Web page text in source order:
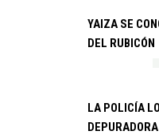
YAIZA SE
DEL RUBICÓN
LA POLICÍA